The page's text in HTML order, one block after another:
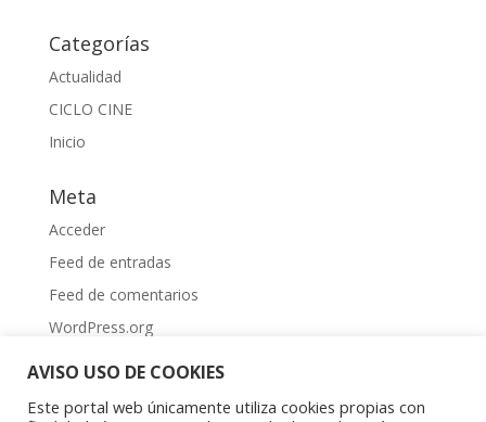
Categorías
Actualidad
CICLO CINE
Inicio
Meta
Acceder
Feed de entradas
Feed de comentarios
WordPress.org
AVISO USO DE COOKIES
Este portal web únicamente utiliza cookies propias con